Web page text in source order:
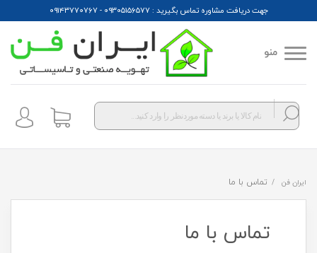
جهت دریافت مشاوره تماس بگیرید : ۰۹۳۰۵۱۵۶۵۷۷ - ۰۹۱۴۳۷۷۰۷۶۷
منو
Products
search
ایران فن تماس با ما
تماس با ما